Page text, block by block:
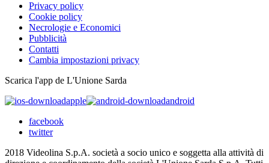
Privacy policy
Cookie policy
Necrologie e Economici
Pubblicità
Contatti
Cambia impostazioni privacy
Scarica l'app de L'Unione Sarda
apple
android
facebook
twitter
2018 Videolina S.p.A. società a socio unico e soggetta alla attività di